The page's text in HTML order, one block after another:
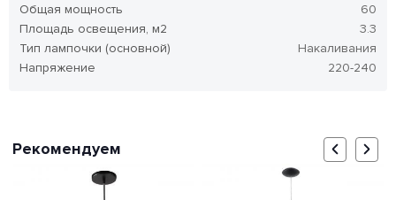
Общая мощность
60
Площадь освещения, м2
3.3
Тип лампочки (основной)
Накаливания
Напряжение
220-240
Рекомендуем